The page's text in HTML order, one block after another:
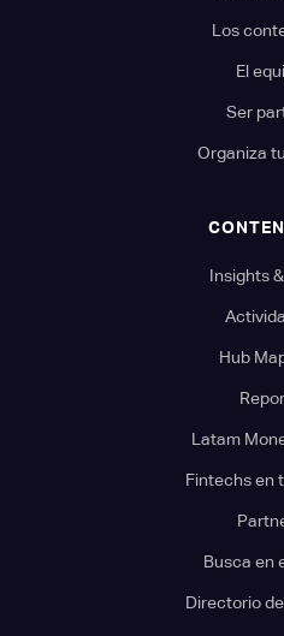
Los
El
Ser
Organiza
Insights
Hub
Latam
Fintechs en
Busca en
Directorio